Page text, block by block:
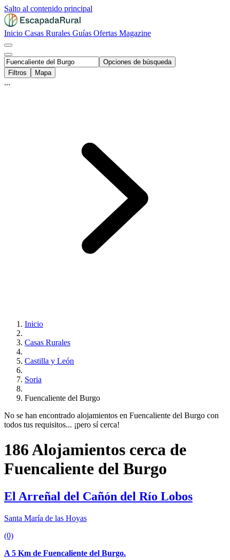
Salto al contenido principal
Inicio Casas Rurales Guías Ofertas Magazine
Opciones de búsqueda
Filtros
Mapa
...
Inicio
Casas Rurales
Castilla y León
Soria
Fuencaliente del Burgo
No se han encontrado alojamientos en Fuencaliente del Burgo con
todos tus requisitos... ¡pero sí cerca!
186 Alojamientos cerca de
Fuencaliente del Burgo
El Arreñal del Cañón del Río Lobos
Santa María de las Hoyas
(0)
A 5 Km de Fuencaliente del Burgo.